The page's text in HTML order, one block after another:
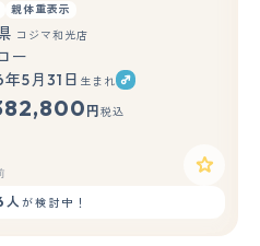
親体重表示
もっと見る
コジマ和光店
ー
5月31日 生まれ
円 税込
人が検討中！